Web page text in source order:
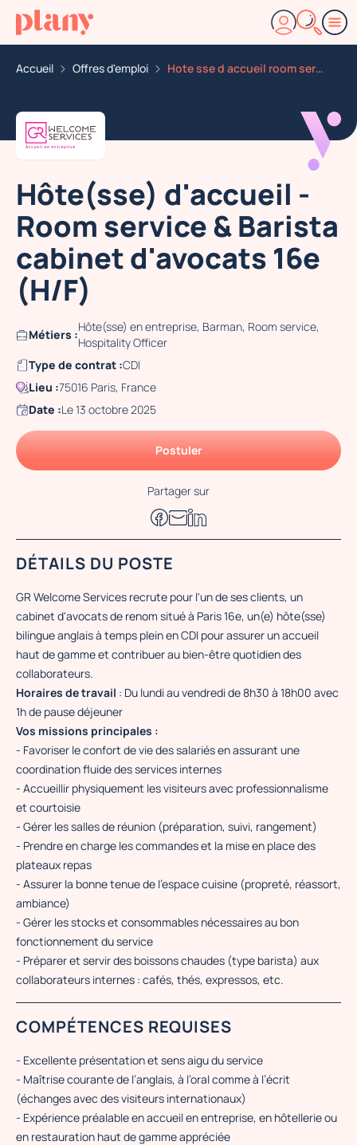
Accueil Offres d'emploi Hote sse d accueil room service barista cabinet d avoc
Hôte(sse) d'accueil -
Room service & Barista
cabinet d'avocats 16e
(H/F)
Métiers :
Hôte(sse) en entreprise, Barman, Room service,
Hospitality Officer
Type de contrat :CDI
Lieu :75016 Paris, France
Date :Le 13 octobre 2025
Postuler
Partager sur
DÉTAILS DU POSTE
GR Welcome Services recrute pour l'un de ses clients, un
cabinet d'avocats de renom situé à Paris 16e, un(e) hôte(sse)
bilingue anglais à temps plein en CDI pour assurer un accueil
haut de gamme et contribuer au bien-être quotidien des
collaborateurs.
Horaires de travail : Du lundi au vendredi de 8h30 à 18h00 avec
1h de pause déjeuner
Vos missions principales :
- Favoriser le confort de vie des salariés en assurant une
coordination fluide des services internes
- Accueillir physiquement les visiteurs avec professionnalisme
et courtoisie
- Gérer les salles de réunion (préparation, suivi, rangement)
- Prendre en charge les commandes et la mise en place des
plateaux repas
- Assurer la bonne tenue de l'espace cuisine (propreté, réassort,
ambiance)
- Gérer les stocks et consommables nécessaires au bon
fonctionnement du service
- Préparer et servir des boissons chaudes (type barista) aux
collaborateurs internes : cafés, thés, expressos, etc.
COMPÉTENCES REQUISES
- Excellente présentation et sens aigu du service
- Maîtrise courante de l’anglais, à l’oral comme à l’écrit
(échanges avec des visiteurs internationaux)
- Expérience préalable en accueil en entreprise, en hôtellerie ou
en restauration haut de gamme appréciée